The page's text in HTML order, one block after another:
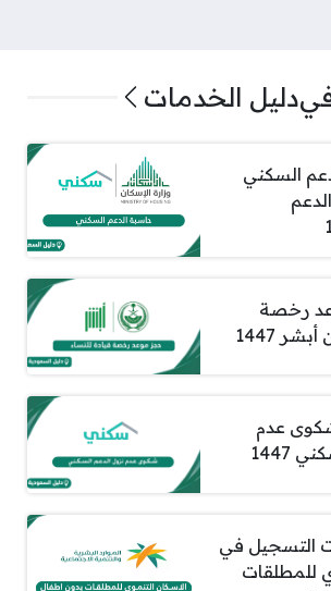
دليل الخدمات
السكني
رخصة
1447
عدم
1447
التسجيل في
للمطلقات